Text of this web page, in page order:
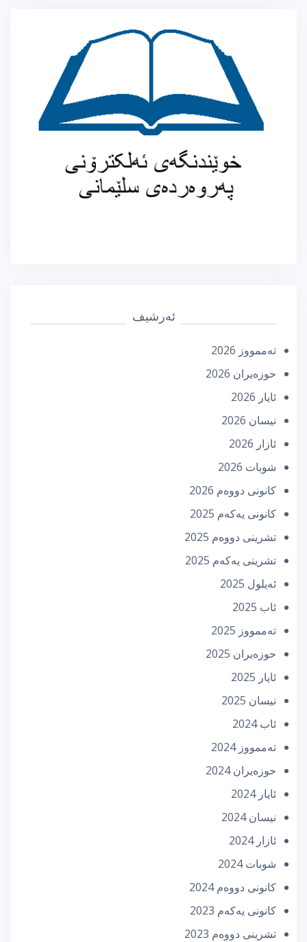
ئەرشیف
تەممووز 2026
حوزه‌یران 2026
ئایار 2026
نیسان 2026
ئازار 2026
شوبات 2026
كانونی دووه‌م 2026
كانونی یه‌كه‌م 2025
تشرینی دووه‌م 2025
تشرینی یه‌كه‌م 2025
ئه‌یلول 2025
ئاب 2025
تەممووز 2025
حوزه‌یران 2025
ئایار 2025
نیسان 2025
ئاب 2024
تەممووز 2024
حوزه‌یران 2024
ئایار 2024
نیسان 2024
ئازار 2024
شوبات 2024
كانونی دووه‌م 2024
كانونی یه‌كه‌م 2023
تشرینی دووه‌م 2023